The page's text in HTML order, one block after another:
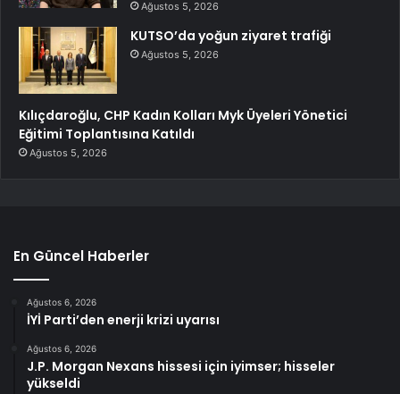
Ağustos 5, 2026
KUTSO’da yoğun ziyaret trafiği
Ağustos 5, 2026
Kılıçdaroğlu, CHP Kadın Kolları Myk Üyeleri Yönetici
Eğitimi Toplantısına Katıldı
Ağustos 5, 2026
En Güncel Haberler
Ağustos 6, 2026
İYİ Parti’den enerji krizi uyarısı
Ağustos 6, 2026
J.P. Morgan Nexans hissesi için iyimser; hisseler
yükseldi